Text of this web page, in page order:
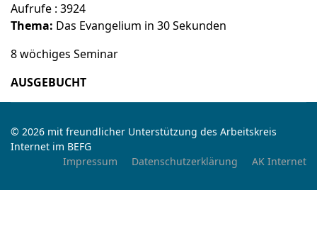
Aufrufe : 3924
Thema: Das Evangelium in 30 Sekunden
8 wöchiges Seminar
AUSGEBUCHT
© 2026 mit freundlicher Unterstützung des Arbeitskreis
Internet im BEFG
Impressum
Datenschutzerklärung AK Internet